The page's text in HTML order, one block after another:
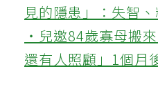
見的隱患」：失智
‧兒邀84歲寡母搬
還有人照顧」1個月